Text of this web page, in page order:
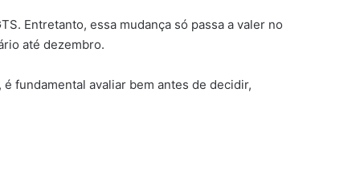
Entretanto, essa mudança só passa a valer no
até dezembro.
fundamental avaliar bem antes de decidir,